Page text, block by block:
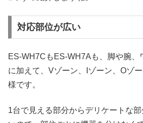
対応部位が広い
ES-WH7CもES-WH7Aも、脚や腕、
に加えて、Vゾーン、Iゾーン、Oゾ
様です。
1台で見える部分からデリケートな